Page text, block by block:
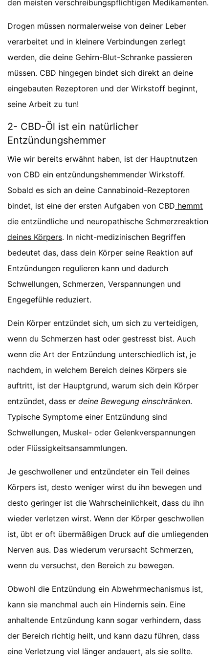
den meisten verschreibungspflichtigen Medikamenten.
Drogen müssen normalerweise von deiner Leber
verarbeitet und in kleinere Verbindungen zerlegt
werden, die deine Gehirn-Blut-Schranke passieren
müssen. CBD hingegen bindet sich direkt an deine
eingebauten Rezeptoren und der Wirkstoff beginnt,
seine Arbeit zu tun!
2- CBD-Öl ist ein natürlicher
Entzündungshemmer
Wie wir bereits erwähnt haben, ist der Hauptnutzen
von CBD ein entzündungshemmender Wirkstoff.
Sobald es sich an deine Cannabinoid-Rezeptoren
bindet, ist eine der ersten Aufgaben von CBD hemmt
die entzündliche und neuropathische Schmerzreaktion
deines Körpers. In nicht-medizinischen Begriffen
bedeutet das, dass dein Körper seine Reaktion auf
Entzündungen regulieren kann und dadurch
Schwellungen, Schmerzen, Verspannungen und
Engegefühle reduziert.
Dein Körper entzündet sich, um sich zu verteidigen,
wenn du Schmerzen hast oder gestresst bist. Auch
wenn die Art der Entzündung unterschiedlich ist, je
nachdem, in welchem Bereich deines Körpers sie
auftritt, ist der Hauptgrund, warum sich dein Körper
entzündet, dass erdeine Bewegung einschränken.
Typische Symptome einer Entzündung sind
Schwellungen, Muskel- oder Gelenkverspannungen
oder Flüssigkeitsansammlungen.
Je geschwollener und entzündeter ein Teil deines
Körpers ist, desto weniger wirst du ihn bewegen und
desto geringer ist die Wahrscheinlichkeit, dass du ihn
wieder verletzen wirst. Wenn der Körper geschwollen
ist, übt er oft übermäßigen Druck auf die umliegenden
Nerven aus. Das wiederum verursacht Schmerzen,
wenn du versuchst, den Bereich zu bewegen.
Obwohl die Entzündung ein Abwehrmechanismus ist,
kann sie manchmal auch ein Hindernis sein. Eine
anhaltende Entzündung kann sogar verhindern, dass
der Bereich richtig heilt, und kann dazu führen, dass
eine Verletzung viel länger andauert, als sie sollte.